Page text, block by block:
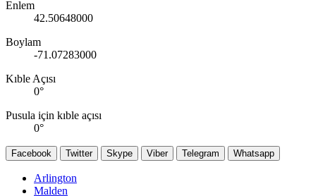
Enlem
42.50648000
Boylam
-71.07283000
Kıble Açısı
0°
Pusula için kıble açısı
0°
Facebook Twitter Skype Viber Telegram Whatsapp
Arlington
Malden